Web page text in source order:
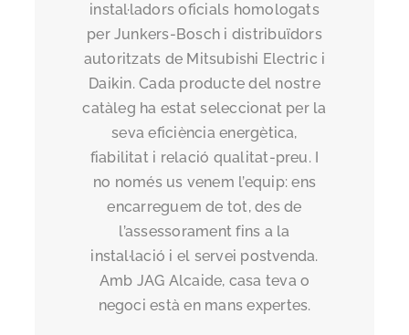
instal·ladors oficials homologats
per Junkers-Bosch i distribuïdors
autoritzats de Mitsubishi Electric i
Daikin. Cada producte del nostre
catàleg ha estat seleccionat per la
seva eficiència energètica,
fiabilitat i relació qualitat-preu. I
no només us venem l’equip: ens
encarreguem de tot, des de
l’assessorament fins a la
instal·lació i el servei postvenda.
Amb JAG Alcaide, casa teva o
negoci està en mans expertes.